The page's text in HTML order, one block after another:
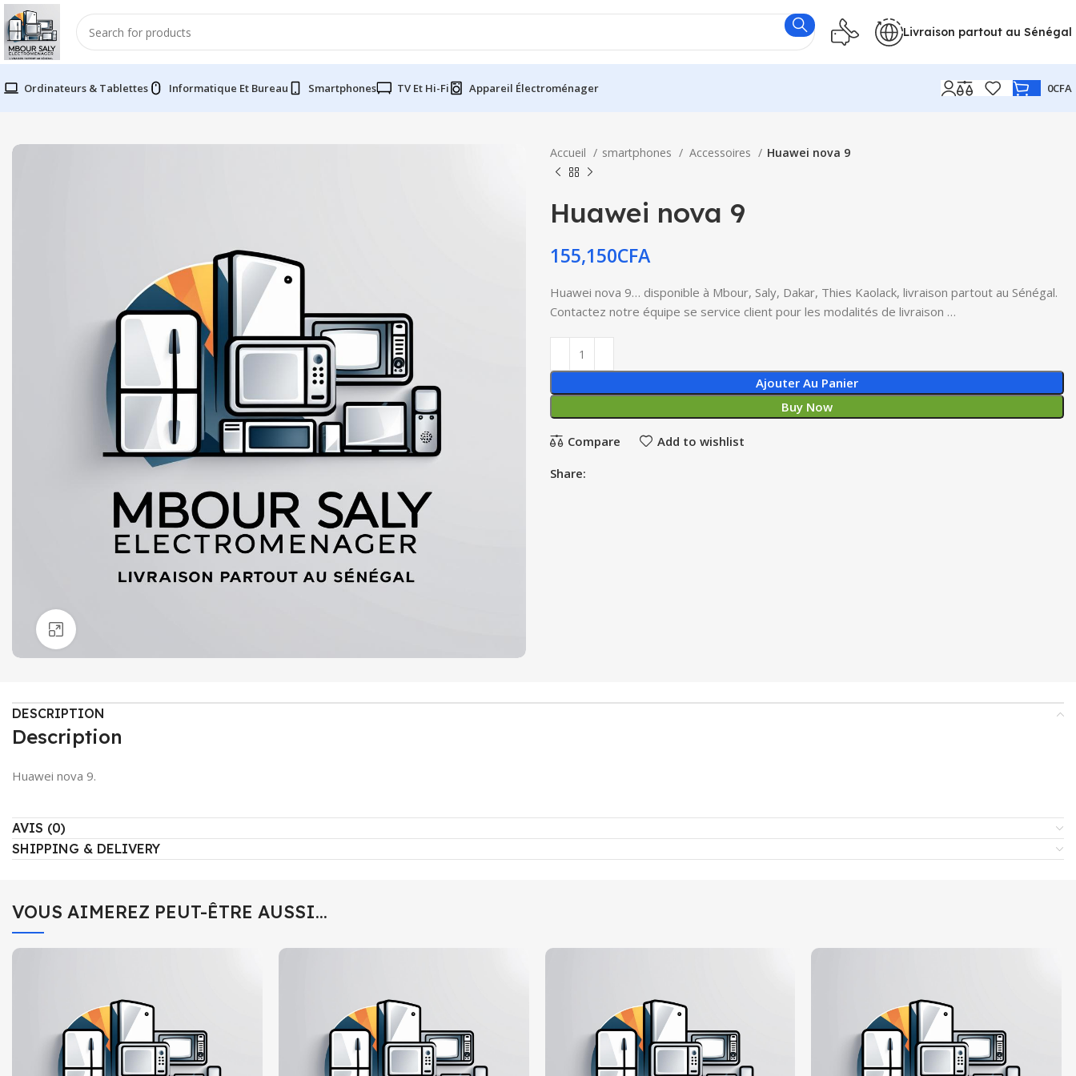
Livraison partout au Sénégal
Ordinateurs & Tablettes Informatique Et Bureau Smartphones TV Et Hi-Fi Appareil Électroménager 0CFA
Accueil smartphones Accessoires Huawei nova 9
Huawei nova 9
155,150CFA
Huawei nova 9… disponible à Mbour, Saly, Dakar, Thies Kaolack, livraison partout au Sénégal.
Contactez notre équipe se service client pour les modalités de livraison …
Ajouter Au Panier
Buy Now
Compare Add to wishlist
Share:
DESCRIPTION
Description
Huawei nova 9.
AVIS (0)
SHIPPING & DELIVERY
VOUS AIMEREZ PEUT-ÊTRE AUSSI…